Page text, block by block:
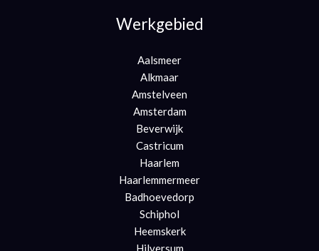
Werkgebied
Aalsmeer
Alkmaar
Amstelveen
Amsterdam
Beverwijk
Castricum
Haarlem
Haarlemmermeer
Badhoevedorp
Schiphol
Heemskerk
Hilversum